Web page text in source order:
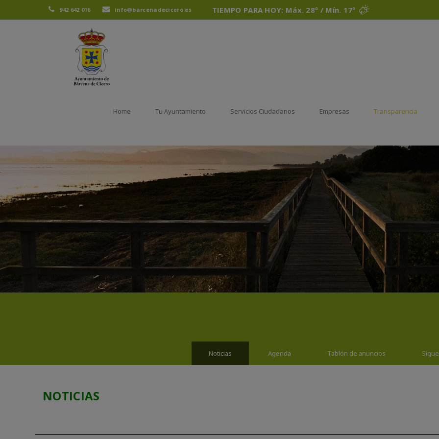
942 642 016 info@barcenadecicero.es TIEMPO PARA HOY: Máx. 28º / Mín. 17º
Home Tu Ayuntamiento Servicios Ciudadanos Empresas Transparencia
Noticias Agenda Tablón de anuncios
NOTICIAS